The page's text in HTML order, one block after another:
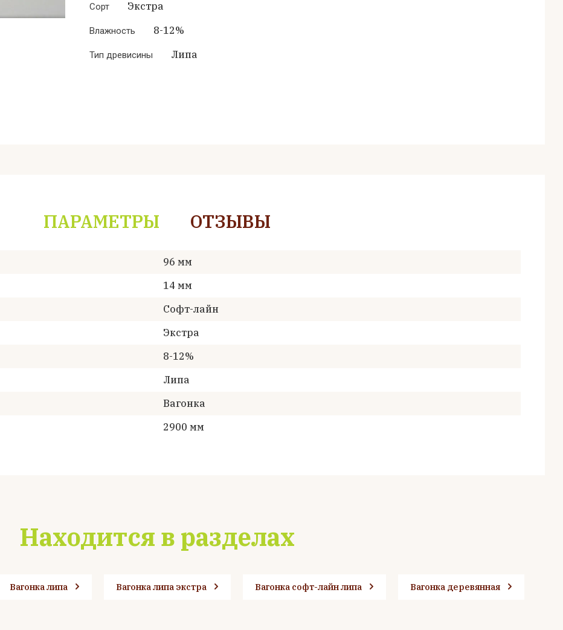
Сорт Экстра
Влажность 8-12%
Тип древисины Липа
ПАРАМЕТРЫ ОТЗЫВЫ
96 мм
14 мм
Софт-лайн
Экстра
8-12%
Липа
Вагонка
2900 мм
Находится в разделах
Вагонка липа Вагонка липа экстра Вагонка софт-лайн липа Вагонка деревянная